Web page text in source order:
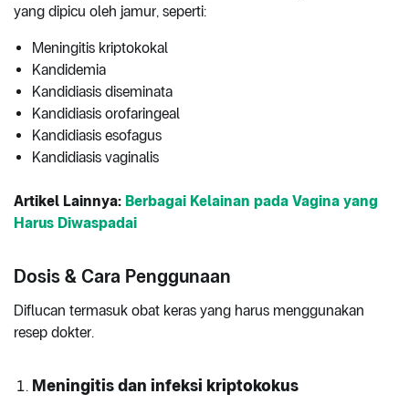
yang dipicu oleh jamur, seperti:
Meningitis kriptokokal
Kandidemia
Kandidiasis diseminata
Kandidiasis orofaringeal
Kandidiasis esofagus
Kandidiasis vaginalis
Artikel Lainnya: Berbagai Kelainan pada Vagina yang
Harus Diwaspadai
Dosis & Cara Penggunaan
Diflucan termasuk obat keras yang harus menggunakan
resep dokter.
Meningitis dan infeksi kriptokokus